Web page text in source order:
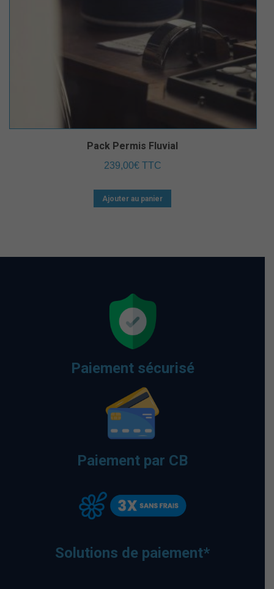
Pack Permis Fluvial
239,00€ TTC
Ajouter au panier
Paiement sécurisé
Paiement par CB
Solutions de paiement*